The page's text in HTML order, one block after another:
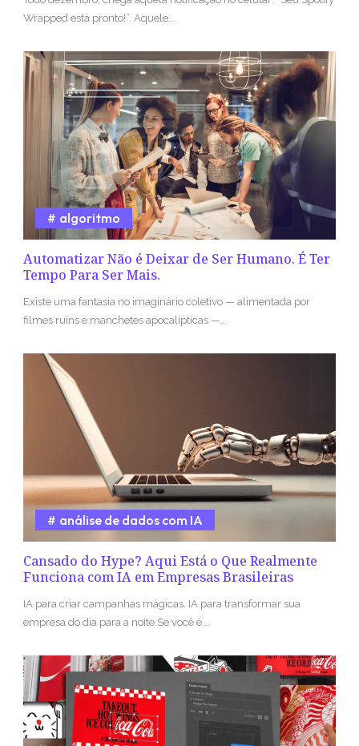
Wrapped está pronto!”. Aquele...
Automatizar Não é Deixar de Ser Humano. É Ter
Tempo Para Ser Mais.
algoritmo
Existe uma fantasia no imaginário coletivo — alimentada por
filmes ruins e manchetes apocalípticas —...
Cansado do Hype? Aqui Está o Que Realmente
Funciona com IA em Empresas Brasileiras
análise de dados com IA
IA para criar campanhas mágicas. IA para transformar sua
empresa do dia para a noite.Se você é...